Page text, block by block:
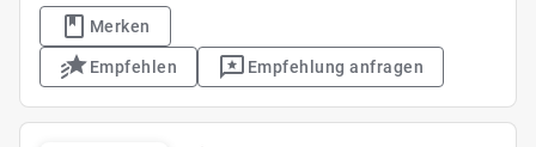
Merken
Empfehlen Empfehlung anfragen